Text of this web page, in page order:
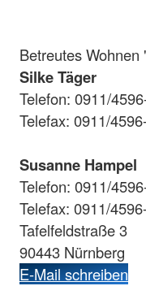
Betreutes
Silke Täger
Telefon: 0911/
Telefax: 0911/
Susanne Hampel
Telefon: 0911/
Telefax: 0911/
Tafelfeldstraße 3
90443 Nürnberg
E-Mail schreiben